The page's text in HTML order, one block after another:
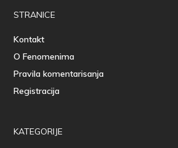
STRANICE
Kontakt
O Fenomenima
Pravila komentarisanja
Registracija
KATEGORIJE